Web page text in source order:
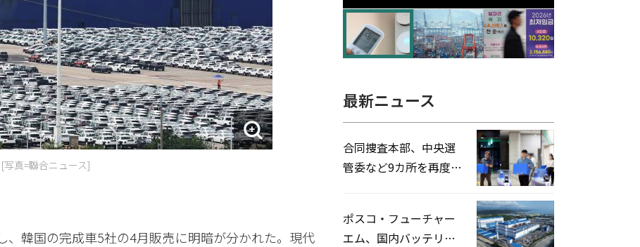
真=聯合ニュース]
、韓国の完成車5社の4月販売に明暗が分かれた。現代
高更新の可能性に需給対応体制を点
検
最新ニュース
合同捜査本部、中央選
管委など9カ所を再度家
ポスコ・フューチャー
エム、国内バッテリー